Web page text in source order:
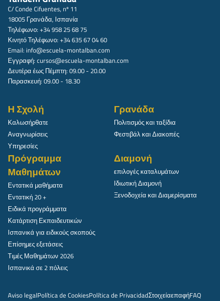
C/ Conde Cifuentes, nº 11
18005 Γρανάδα, Ισπανία
Τηλέφωνο: +34 958 25 68 75
Κινητό Τηλέφωνο: +34 635 67 04 60
Email: info@escuela-montalban.com
Εγγραφή: cursos@escuela-montalban.com
Δευτέρα έως Πέμπτη: 09.00 - 20.00
Παρασκευή: 09.00 - 18.30
Η Σχολή
Καλωσήρθατε
Αναγνωρίσεις
Υπηρεσίες
Γρανάδα
Πολιτισμός και ταξίδια
Φεστιβάλ και Διακοπές
Πρόγραμμα
Μαθημάτων
Εντατικά μαθήματα
Εντατική 20 +
Ειδικά προγράμματα
Κατάρτιση Εκπαιδευτικών
Ισπανικά για ειδικούς σκοπούς
Επίσημες εξετάσεις
Τιμές Μαθημάτων 2026
Ισπανικά σε 2 πόλεις
Διαμονή
επιλογές καταλυμάτων
Ιδιωτική Διαμονή
Ξενοδοχεία και Διαμερίσματα
Aviso legalPolítica de CookiesPolítica de PrivacidadΣτοιχείαεπαφήFAQ